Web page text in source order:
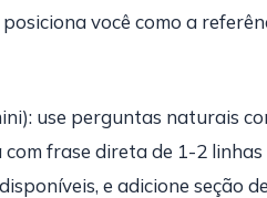
você como a
use perguntas naturais
com frase direta de 1-2 linhas
e adicione seção